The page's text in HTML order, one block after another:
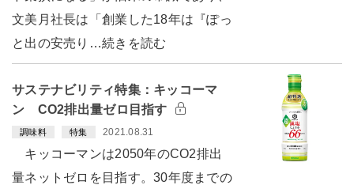
文美月社長は「創業した18年は『ぽっ
と出の安売り…続きを読む
サステナビリティ特集：キッコーマ
ン CO2排出量ゼロ目指す
調味料 特集 2021.08.31
キッコーマンは2050年のCO2排出
量ネットゼロを目指す。30年度までの